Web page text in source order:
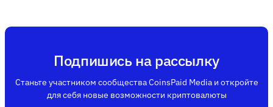
Подпишись на рассылку
Станьте участником сообщества CoinsPaid Media и откройте
для себя новые возможности криптовалюты